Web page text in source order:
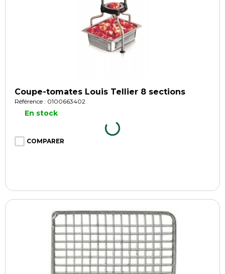
Coupe-tomates Louis Tellier 8 sections
Référence : 0100663402
En stock
COMPARER